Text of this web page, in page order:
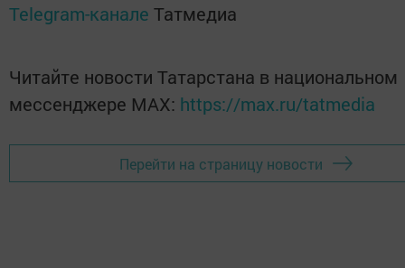
Telegram-канале Татмедиа
Читайте новости Татарстана в национальном
мессенджере MАХ: https://max.ru/tatmedia
Перейти на страницу новости